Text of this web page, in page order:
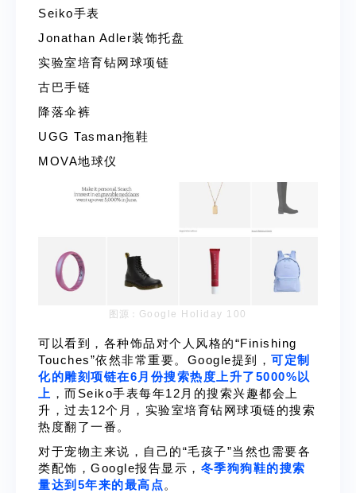
Seiko手表
Jonathan Adler装饰托盘
实验室培育钻网球项链
古巴手链
降落伞裤
UGG Tasman拖鞋
MOVA地球仪
图源： Google Holiday 100
可以看到，各种饰品对个人风格的“Finishing
Touches”依然非常重要。Google提到， 可定制
化的雕刻项链在6月份搜索热度上升了5000%以
上 ，而Seiko手表每年12月的搜索兴趣都会上
升，过去12个月，实验室培育钻网球项链的搜索
热度翻了一番。
对于宠物主来说，自己的“毛孩子”当然也需要各
类配饰，Google报告显示， 冬季狗狗鞋的搜索
量达到5年来的最高点。